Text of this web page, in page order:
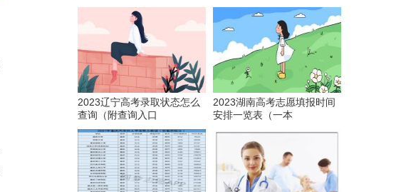
2023辽宁高考录取状态怎么
查询（附查询入口
2023湖南高考志愿填报时间
安排一览表（一本